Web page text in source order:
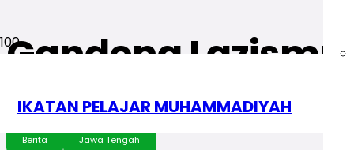
IKATAN PELAJAR MUHAMMADIYAH
Gandeng Lazismu
Selenggarakan
Berita Jawa Tengah